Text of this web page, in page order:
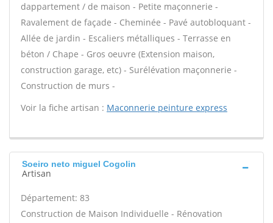
dappartement / de maison - Petite maçonnerie -
Ravalement de façade - Cheminée - Pavé autobloquant -
Allée de jardin - Escaliers métalliques - Terrasse en
béton / Chape - Gros oeuvre (Extension maison,
construction garage, etc) - Surélévation maçonnerie -
Construction de murs -
Voir la fiche artisan : Maconnerie peinture express
Soeiro neto miguel Cogolin
Artisan
Département: 83
Construction de Maison Individuelle - Rénovation